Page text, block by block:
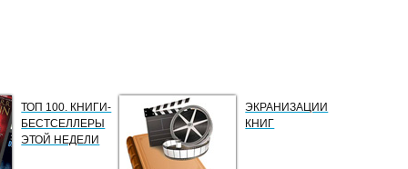
ТОП 100. КНИГИ-
БЕСТСЕЛЛЕРЫ
ЭТОЙ НЕДЕЛИ
ЭКРАНИЗАЦИИ
КНИГ